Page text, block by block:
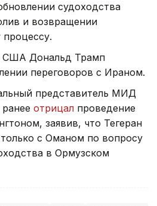
судоходства
и возвращении
США Дональд Трамп
переговоров с Ираном.
представитель МИД
отрицал проведение
заявив, что Тегеран
с Оманом по вопросу
в Ормузском